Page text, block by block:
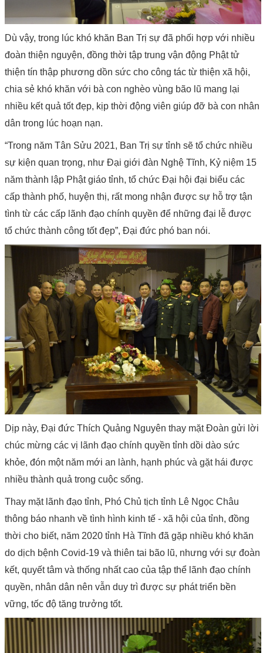
Dù vậy, trong lúc khó khăn Ban Trị sự đã phối hợp với nhiều
đoàn thiện nguyện, đồng thời tập trung vận động Phật tử
thiện tín thập phương dồn sức cho công tác từ thiện xã hội,
chia sẻ khó khăn với bà con nghèo vùng bão lũ mang lại
nhiều kết quả tốt đẹp, kịp thời động viên giúp đỡ bà con nhân
dân trong lúc hoạn nạn.
“Trong năm Tân Sửu 2021, Ban Trị sự tỉnh sẽ tổ chức nhiều
sự kiện quan trọng, như Đại giới đàn Nghệ Tĩnh, Kỷ niệm 15
năm thành lập Phật giáo tỉnh, tổ chức Đại hội đại biểu các
cấp thành phố, huyện thị, rất mong nhận được sự hỗ trợ tận
tình từ các cấp lãnh đạo chính quyền để những đại lễ được
tổ chức thành công tốt đẹp”, Đại đức phó ban nói.
Dịp này, Đại đức Thích Quảng Nguyên thay mặt Đoàn gửi lời
chúc mừng các vị lãnh đạo chính quyền tỉnh dồi dào sức
khỏe, đón một năm mới an lành, hạnh phúc và gặt hái được
nhiều thành quả trong cuộc sống.
Thay mặt lãnh đạo tỉnh, Phó Chủ tịch tỉnh Lê Ngọc Châu
thông báo nhanh về tình hình kinh tế - xã hội của tỉnh, đồng
thời cho biết, năm 2020 tỉnh Hà Tĩnh đã gặp nhiều khó khăn
do dịch bệnh Covid-19 và thiên tai bão lũ, nhưng với sự đoàn
kết, quyết tâm và thống nhất cao của tập thể lãnh đạo chính
quyền, nhân dân nên vẫn duy trì được sự phát triển bền
vững, tốc độ tăng trưởng tốt.